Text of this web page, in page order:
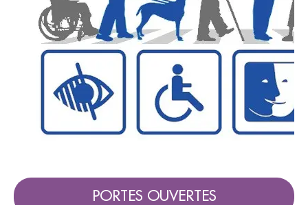
PORTES OUVERTES